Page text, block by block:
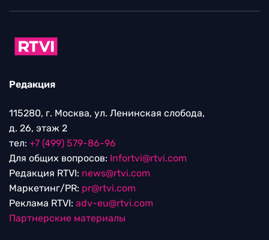
Редакция
115280, г. Москва, ул. Ленинская слобода,
д. 26, этаж 2
тел: +7 (499) 579-86-96
Для общих вопросов: Infortvi@rtvi.com
Редакция RTVI: news@rtvi.com
Маркетинг/PR: pr@rtvi.com
Реклама RTVI: adv-eu@rtvi.com
Партнерские материалы